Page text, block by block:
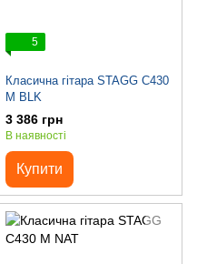
5
Класична гітара STAGG C430
M BLK
3 386 грн
В наявності
Купити